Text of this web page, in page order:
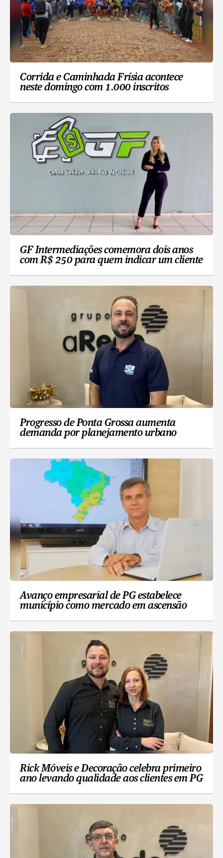
Corrida e Caminhada Frísia acontece
neste domingo com 1.000 inscritos
GF Intermediações comemora dois anos
com R$ 250 para quem indicar um cliente
Progresso de Ponta Grossa aumenta
demanda por planejamento urbano
Avanço empresarial de PG estabelece
município como mercado em ascensão
Rick Móveis e Decoração celebra primeiro
ano levando qualidade aos clientes em PG